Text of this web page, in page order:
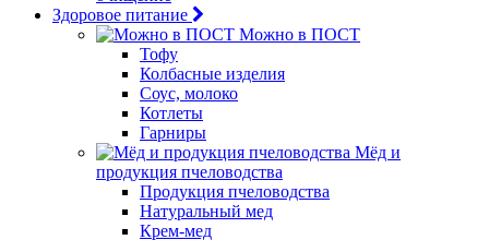
Здоровое питание
Можно в ПОСТ
Тофу
Колбасные изделия
Соус, молоко
Котлеты
Гарниры
Мёд и
продукция пчеловодства
Продукция пчеловодства
Натуральный мед
Крем-мед